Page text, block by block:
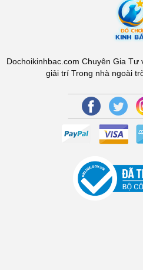
Dochoikinhbac.com Chuyên Gia
giải trí Trong nhà ngoài